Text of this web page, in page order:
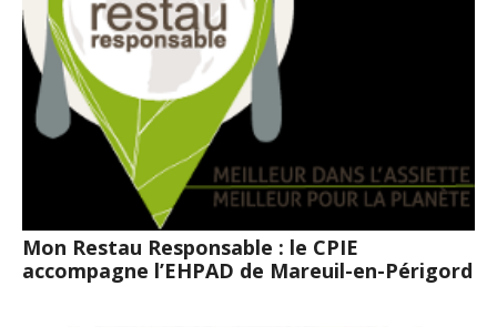
Mon Restau Responsable : le CPIE
accompagne l’EHPAD de Mareuil-en-Périgord